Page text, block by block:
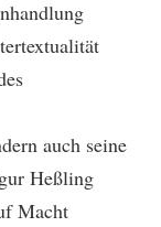
auch seine
Heßling
Macht